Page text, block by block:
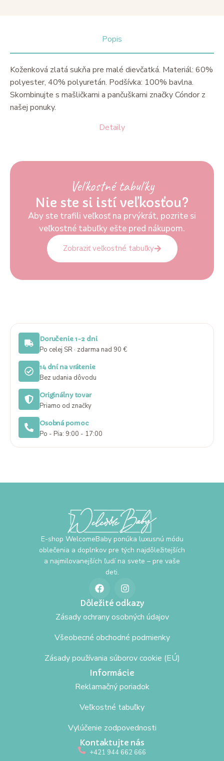
Popis
Detaily
Koženková zlatá sukňa pre malé dievčatká. Materiál: 60%
polyester, 40% polyuretán. Podšívka: 100% bavlna.
Skombinujte s mašličkami a pančuškami značky Cóndor z
našej ponuky.
Veľkostné tabuľky
Nie ste si istí veľkosťou?
Aby ste trafili veľkosť na prvýkrát, pozrite si
veľkostné tabuľky ešte pred nákupom.
Zobraziť veľkostné tabuľky
Doručenie 1-2 dni
Po celej SR · zdarma nad 90 €
14 dní na vrátenie
Bez udania dôvodu
Originálny tovar
Priamo od značky
Osobná pomoc
Po - Pia: 9:00 - 17:00
E-shop WelcomeBaby ponúka luxusnú módu
oblečenia a doplnkov pre tých najdôležitejších
a najmilovanejších ľudí na svete – pre vaše
deti.
Dôležité odkazy
Zásady ochrany osobných údajov
Všeobecné obchodné podmienky
Zásady používania súborov cookie (EÚ)
Informácie
Reklamačný poriadok
Veľkostné tabuľky
Vylúčenie zodpovednosti
Kontaktujte nás
+421 944 662 666